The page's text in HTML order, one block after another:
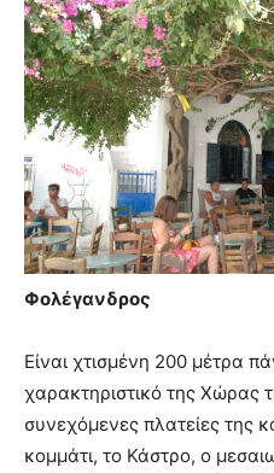
Φολέγανδρος
Είναι χτισμένη 200 μέτρα
χαρακτηριστικό της Χώρας
συνεχόμενες πλατείες της
κομμάτι, το Κάστρο, ο